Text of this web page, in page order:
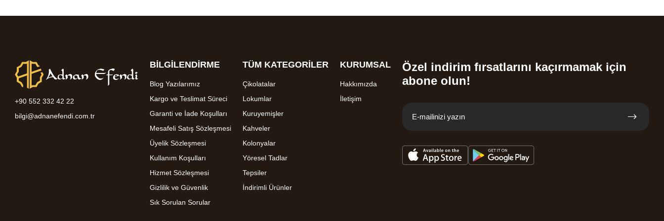
+90 552 332 42 22
bilgi@adnanefendi.com.tr
BİLGİLENDİRME
Blog Yazılarımız
Kargo ve Teslimat Süreci
Garanti ve İade Koşulları
Mesafeli Satış Sözleşmesi
Üyelik Sözleşmesi
Kullanım Koşulları
Hizmet Sözleşmesi
Gizlilik ve Güvenlik
Sık Sorulan Sorular
TÜM KATEGORİLER
Çikolatalar
Lokumlar
Kuruyemişler
Kahveler
Kolonyalar
Yöresel Tadlar
Tepsiler
İndirimli Ürünler
KURUMSAL
Hakkımızda
İletişim
Özel indirim fırsatlarını kaçırmamak için
abone olun!